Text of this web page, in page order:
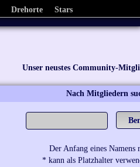
Drehorte Stars
Unser neustes Community-
Nach Mitgliedern
Der Anfang eines Namens
* kann als Platzhalter